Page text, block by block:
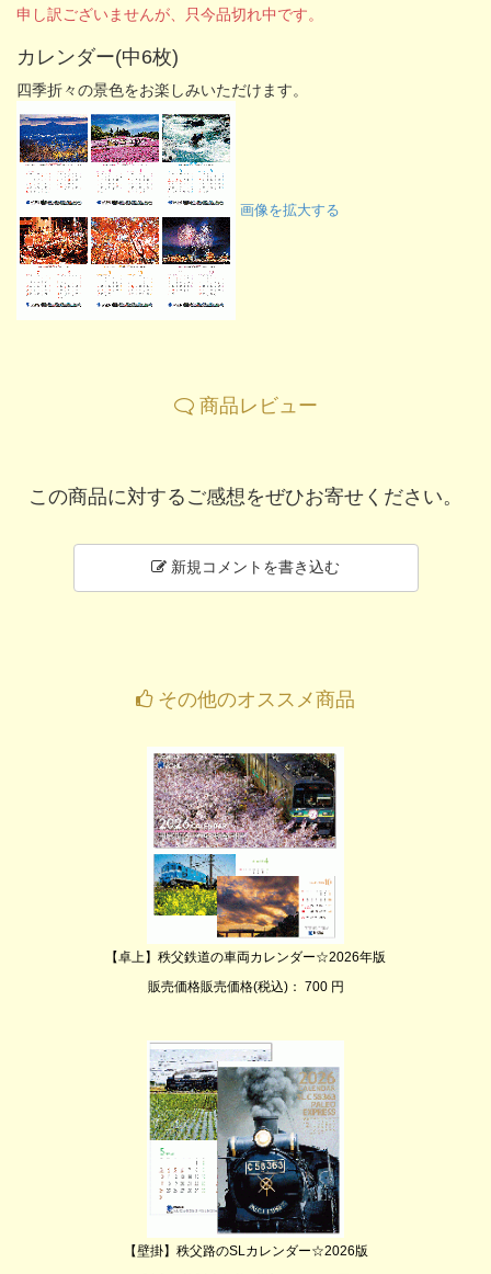
申し訳ございませんが、只今品切れ中です。
カレンダー(中6枚)
四季折々の景色をお楽しみいただけます。
画像を拡大する
商品レビュー
この商品に対するご感想をぜひお寄せください。
新規コメントを書き込む
その他のオススメ商品
【卓上】秩父鉄道の車両カレンダー☆2026年版
販売価格販売価格(税込)： 700 円
【壁掛】秩父路のSLカレンダー☆2026版